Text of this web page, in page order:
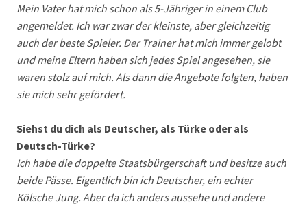
Mein Vater hat mich schon als 5-Jähriger in einem Club
angemeldet. Ich war zwar der kleinste, aber gleichzeitig
auch der beste Spieler. Der Trainer hat mich immer gelobt
und meine Eltern haben sich jedes Spiel angesehen, sie
waren stolz auf mich. Als dann die Angebote folgten, haben
sie mich sehr gefördert.
Siehst du dich als Deutscher, als Türke oder als
Deutsch-Türke?
Ich habe die doppelte Staatsbürgerschaft und besitze auch
beide Pässe. Eigentlich bin ich Deutscher, ein echter
Kölsche Jung. Aber da ich anders aussehe und andere